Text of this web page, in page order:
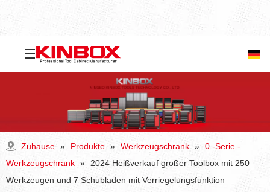
Zuhause » Produkte » Werkzeugschrank » 0 -Serie -
Werkzeugschrank »
2024 Heißverkauf großer Toolbox mit 250
Werkzeugen und 7 Schubladen mit Verriegelungsfunktion